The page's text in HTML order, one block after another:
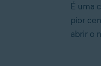
É uma
pior
abrir o